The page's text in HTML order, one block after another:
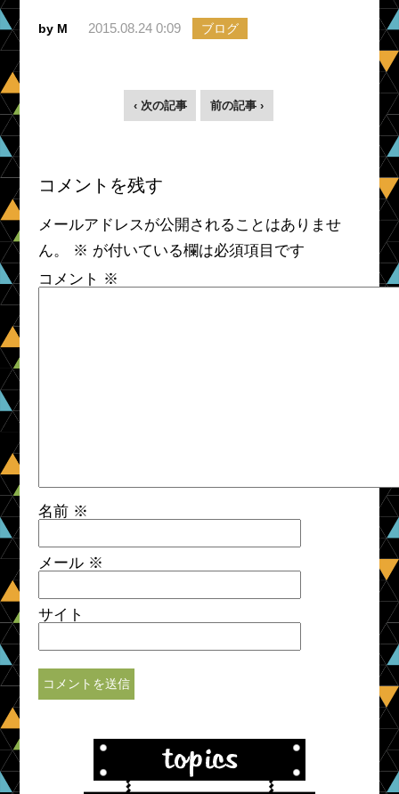
by M 2015.08.24 0:09 ブログ
‹ 次の記事 前の記事 ›
コメントを残す
メールアドレスが公開されることはありませ
ん。
※ が付いている欄は必須項目です
コメント ※
名前 ※
メール ※
サイト